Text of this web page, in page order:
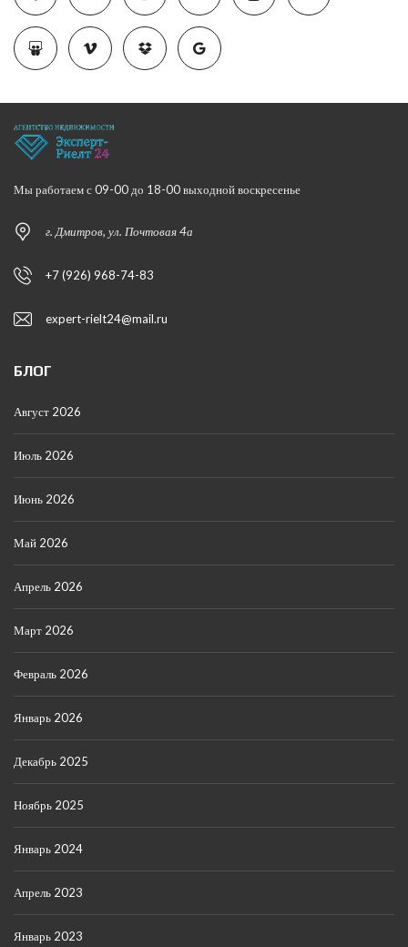
Мы работаем с 09-00 до 18-00 выходной воскресенье
г. Дмитров, ул. Почтовая 4а
+7 (926) 968-74-83
expert-rielt24@mail.ru
БЛОГ
Август 2026
Июль 2026
Июнь 2026
Май 2026
Апрель 2026
Март 2026
Февраль 2026
Январь 2026
Декабрь 2025
Ноябрь 2025
Январь 2024
Апрель 2023
Январь 2023